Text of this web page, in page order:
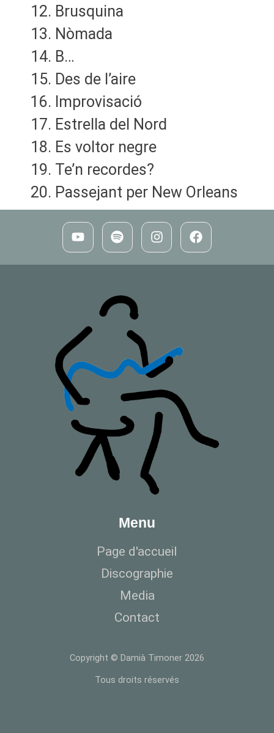
Brusquina
Nòmada
B…
Des de l’aire
Improvisació
Estrella del Nord
Es voltor negre
Te’n recordes?
Passejant per New Orleans
Menu
Page d'accueil
Discographie
Media
Contact
Copyright © Damià Timoner 2026
Tous droits réservés